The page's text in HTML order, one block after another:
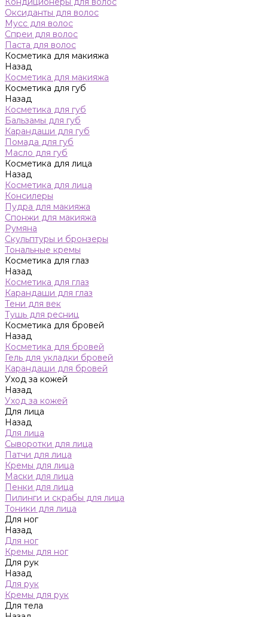
Оксиданты для волос
Мусс для волос
Спреи для волос
Паста для волос
Косметика для макияжа
Назад
Косметика для макияжа
Косметика для губ
Назад
Косметика для губ
Бальзамы для губ
Карандаши для губ
Помада для губ
Масло для губ
Косметика для лица
Назад
Косметика для лица
Консилеры
Пудра для макияжа
Спонжи для макияжа
Румяна
Скульптуры и бронзеры
Тональные кремы
Косметика для глаз
Назад
Косметика для глаз
Карандаши для глаз
Тени для век
Тушь для ресниц
Косметика для бровей
Назад
Косметика для бровей
Гель для укладки бровей
Карандаши для бровей
Уход за кожей
Назад
Уход за кожей
Для лица
Назад
Для лица
Сыворотки для лица
Патчи для лица
Кремы для лица
Маски для лица
Пенки для лица
Пилинги и скрабы для лица
Тоники для лица
Для ног
Назад
Для ног
Кремы для ног
Для рук
Назад
Для рук
Кремы для рук
Для тела